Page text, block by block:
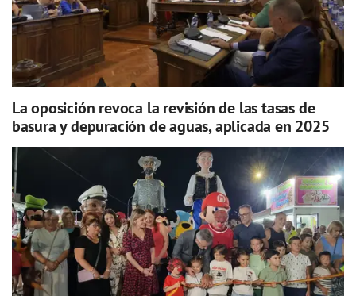
La oposición revoca la revisión de las tasas de
basura y depuración de aguas, aplicada en 2025